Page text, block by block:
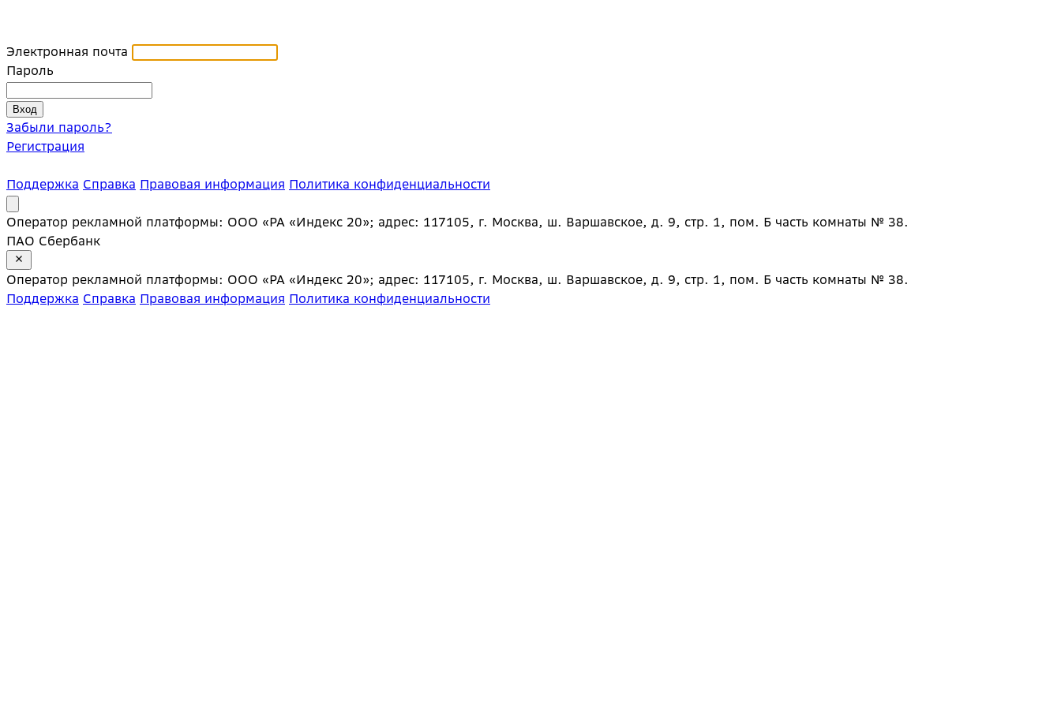
Электронная почта
Пароль
Забыли пароль?
Регистрация
Поддержка Справка Правовая информация Политика конфиденциальности
Оператор рекламной платформы: ООО «РА «Индекс 20»; адрес: 117105, г. Москва, ш. Варшавское, д. 9, стр. 1, пом. Б часть комнаты № 38.
ПАО Сбербанк
Оператор рекламной платформы: ООО «РА «Индекс 20»; адрес: 117105, г. Москва, ш. Варшавское, д. 9, стр. 1, пом. Б часть комнаты № 38.
Поддержка Справка Правовая информация Политика конфиденциальности